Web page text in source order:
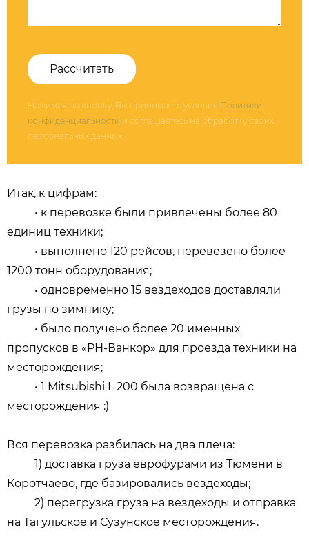
Рассчитать
Нажимая на кнопку, Вы принимаете условия Политики
конфиденциальности и соглашаетесь на обработку своих
персональных данных
Итак, к цифрам:
• к перевозке были привлечены более 80
единиц техники;
• выполнено 120 рейсов, перевезено более
1200 тонн оборудования;
• одновременно 15 вездеходов доставляли
грузы по зимнику;
• было получено более 20 именных
пропусков в «РН-Ванкор» для проезда техники на
месторождения;
• 1 Mitsubishi L 200 была возвращена с
месторождения :)
Вся перевозка разбилась на два плеча:
1) доставка груза еврофурами из Тюмени в
Коротчаево, где базировались вездеходы;
2) перегрузка груза на вездеходы и отправка
на Тагульское и Сузунское месторождения.